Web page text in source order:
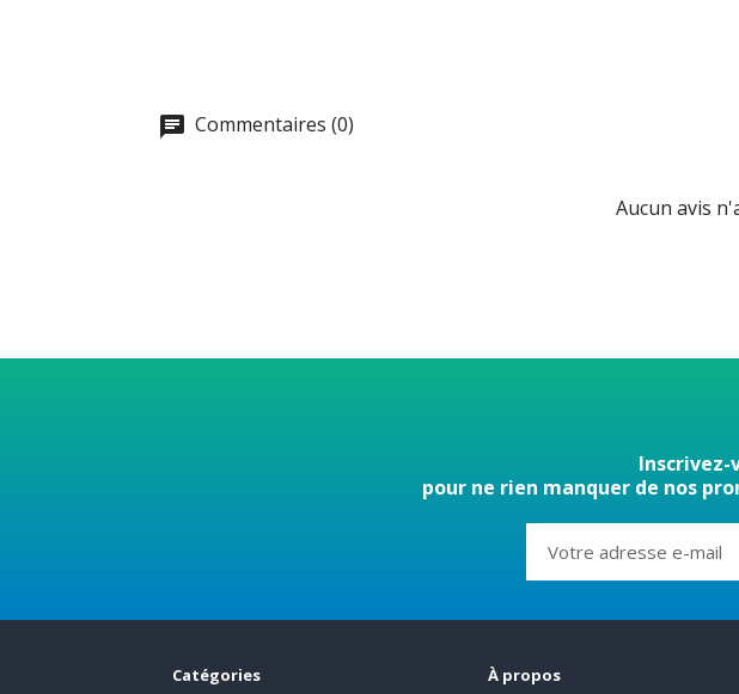
Commentaires (0)
Aucun avis
pour ne rien manquer de nos
Catégories À propos